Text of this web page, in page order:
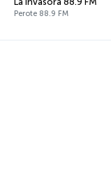
Perote 88.9 FM